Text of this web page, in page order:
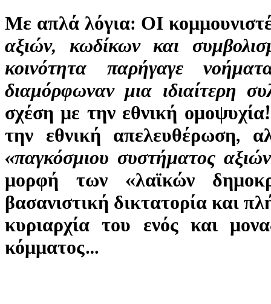
Με απλά λόγια: ΟΙ
αξιών, κωδίκων και
κοινότητα παρήγαγε
διαμόρφωναν μια ιδιαίτερη
σχέση με την εθνική
την εθνική απελευθέρωση,
«παγκόσμιου συστήματος
μορφή των «λαϊκών
βασανιστική δικτατορία και
κυριαρχία του ενός και
κόμματος…